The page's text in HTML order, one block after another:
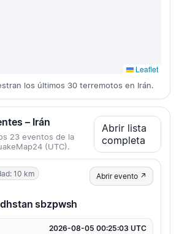
Leaflet
los últimos 30 terremotos en Irán.
– Irán
23 eventos de la
(UTC).
Abrir lista
completa
10 km Abrir evento ↗
dhstan sbzpwsh
2026-08-05 00:25:03 UTC